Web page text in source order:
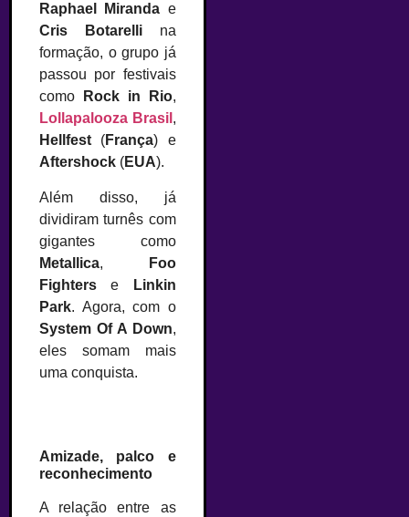
Raphael Miranda e
Cris Botarellina
formação, o grupo já
passou por festivais
como
Rock in Rio,
Lollapalooza Brasil ,
Hellfest (França) e
Aftershock (EUA).
Além disso, já
dividiram turnês com
gigantes como
Metallica,
Foo
Fighters e
Linkin
Park. Agora, com o
System Of A Down,
eles somam mais
uma conquista.
Amizade, palco e
reconhecimento
A relação entre as